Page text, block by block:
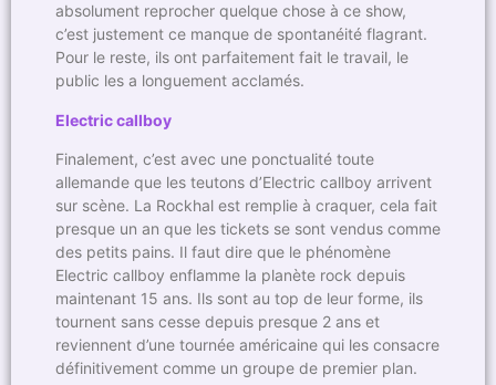
absolument reprocher quelque chose à ce show,
c’est justement ce manque de spontanéité flagrant.
Pour le reste, ils ont parfaitement fait le travail, le
public les a longuement acclamés.
Electric callboy
Finalement, c’est avec une ponctualité toute
allemande que les teutons d’Electric callboy arrivent
sur scène. La Rockhal est remplie à craquer, cela fait
presque un an que les tickets se sont vendus comme
des petits pains. Il faut dire que le phénomène
Electric callboy enflamme la planète rock depuis
maintenant 15 ans. Ils sont au top de leur forme, ils
tournent sans cesse depuis presque 2 ans et
reviennent d’une tournée américaine qui les consacre
définitivement comme un groupe de premier plan.